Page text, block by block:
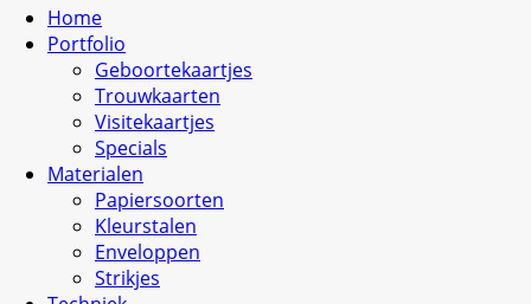
Home
Portfolio
Geboortekaartjes
Trouwkaarten
Visitekaartjes
Specials
Materialen
Papiersoorten
Kleurstalen
Enveloppen
Strikjes